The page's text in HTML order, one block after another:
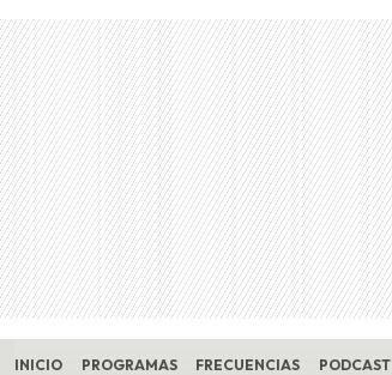
Skip to main content
INICIO PROGRAMAS FRECUENCIAS PODCAST